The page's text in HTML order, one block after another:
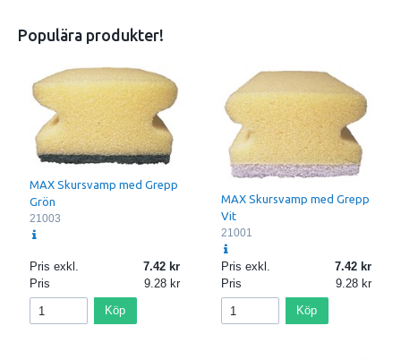
Populära produkter!
MAX Skursvamp med Grepp
Grön
21003
Pris exkl.
7.42
Pris
9.28
Köp
MAX Skursvamp med Grepp
Vit
21001
Pris exkl.
7.42
Pris
9.28
Köp